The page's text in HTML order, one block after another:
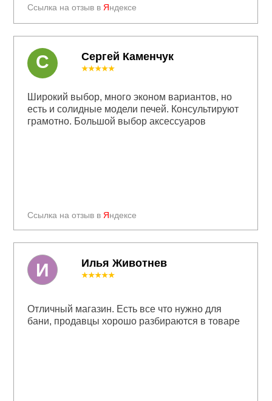
Ссылка на отзыв в Яндексе
Сергей Каменчук
Ссылка на отзыв в Яндексе
★★★★★
Широкий выбор, много эконом вариантов, но
есть и солидные модели печей. Консультируют
грамотно. Большой выбор аксессуаров
С
Илья Животнев
★★★★★
Отличный магазин. Есть все что нужно для
бани, продавцы хорошо разбираются в товаре
И